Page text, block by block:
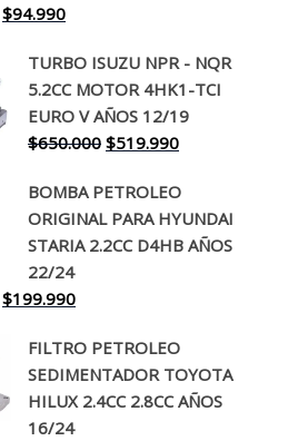
El
original
era:
$130.000.
$94.990El
actual
es:
$94.990.
TURBO ISUZU NPR - NQR
5.2CC MOTOR 4HK1-TCI
EURO V AÑOS 12/19
$650.000 El
original
era:
$650.000.
$519.990El
actual
es:
$519.990.
BOMBA PETROLEO
ORIGINAL PARA HYUNDAI
STARIA 2.2CC D4HB AÑOS
22/24
El
original
era:
$260.000.
$199.990El
actual
es:
$199.990.
FILTRO PETROLEO
SEDIMENTADOR TOYOTA
HILUX 2.4CC 2.8CC AÑOS
16/24